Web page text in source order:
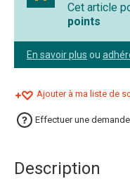
Cet article
points
En savoir plus ou
Ajouter à ma liste de
Effectuer une
Description